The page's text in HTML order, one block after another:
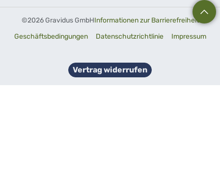
©2026 Gravidus GmbHInformationen zur Barrierefreiheit
Geschäftsbedingungen
Datenschutzrichtlinie Impressum
Vertrag widerrufen